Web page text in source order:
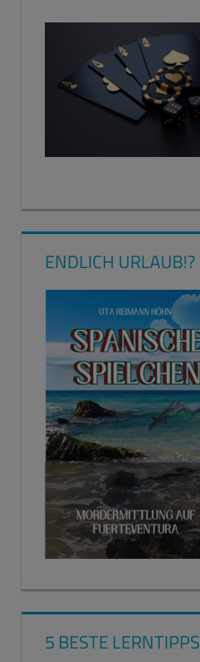
ENDLICH URLAUB!?
5 BESTE LERNTIPPS